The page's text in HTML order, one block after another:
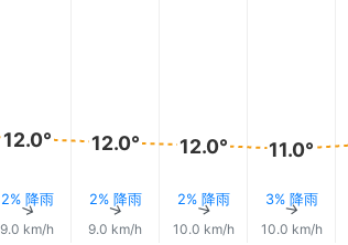
12.0°
2% 降雨
↑
9.0 km/h
12.0°
2% 降雨
↑
9.0 km/h
12.0°
2% 降雨
↑
10.0 km/h
11.0°
3% 降雨
↑
10.0 km/h